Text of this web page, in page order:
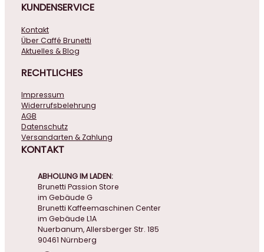
KUNDENSERVICE
Kontakt
Über Caffé Brunetti
Aktuelles & Blog
RECHTLICHES
Impressum
Widerrufsbelehrung
AGB
Datenschutz
Versandarten & Zahlung
KONTAKT
ABHOLUNG IM LADEN:
Brunetti Passion Store
im Gebäude G
Brunetti Kaffeemaschinen Center
im Gebäude L1A
Nuerbanum, Allersberger Str. 185
90461 Nürnberg